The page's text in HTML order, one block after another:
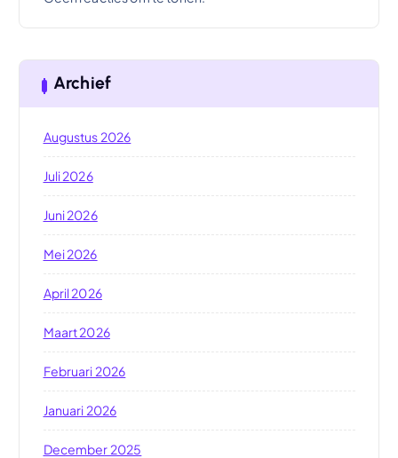
Archief
Augustus 2026
Juli 2026
Juni 2026
Mei 2026
April 2026
Maart 2026
Februari 2026
Januari 2026
December 2025